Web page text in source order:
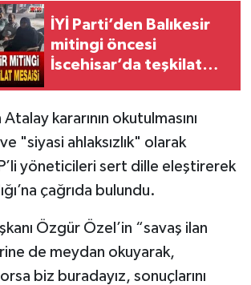
İYİ Parti’den Balıkesir
mitingi öncesi
İscehisar’da teşkilat
kararının okutulmasını
"siyasi ahlaksızlık" olarak
yöneticileri sert dille eleştirerek
çağrıda bulundu.
Özgür Özel’in “savaş ilan
de meydan okuyarak,
biz buradayız, sonuçlarını